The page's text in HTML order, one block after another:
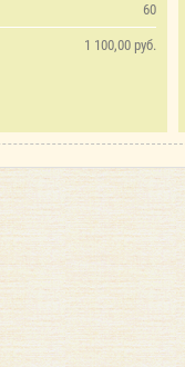
60
1 100,00 руб.